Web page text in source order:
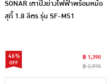
SONAR เตาปิ้งย่างไฟฟ้าพร้อมหม้อ
สุกี้ 1.8 ลิตร รุ่น SF-M51
46%
฿ 1,390
฿ 2,590